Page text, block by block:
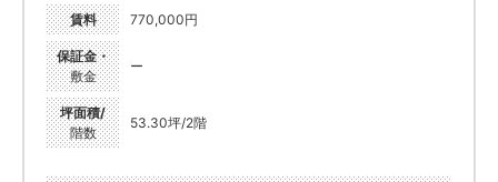
賃料 770,000円
保証金・
敷金
ー
坪面積/
階数
53.30坪/2階